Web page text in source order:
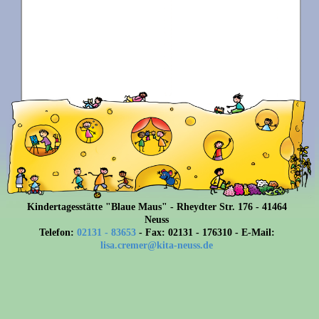
Kindertagesstätte "Blaue Maus" - Rheydter Str. 176 - 41464
Neuss
Telefon: 02131 - 83653- Fax: 02131 - 176310 - E-Mail:
lisa.cremer@kita-neuss.de